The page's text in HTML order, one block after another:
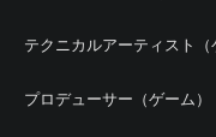
テクニカルアーティスト（
プロデューサー（ゲーム）